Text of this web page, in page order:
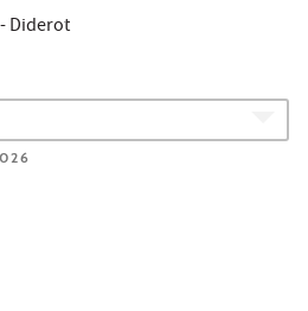
Diderot